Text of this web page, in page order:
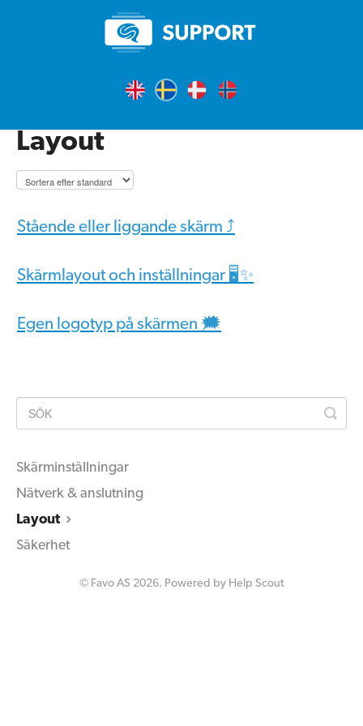
Layout
Stående eller liggande skärm ⤴️
Skärmlayout och inställningar 🖥✨
Egen logotyp på skärmen 🗯
Skärminställningar
Nätverk & anslutning
Layout
Säkerhet
© Favo AS 2026. Powered by Help Scout